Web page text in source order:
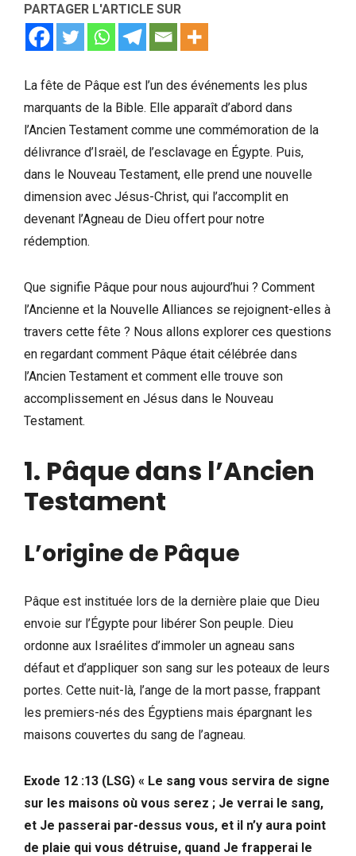
PARTAGER L'ARTICLE SUR
La fête de Pâque est l’un des événements les plus
marquants de la Bible. Elle apparaît d’abord dans
l’Ancien Testament comme une commémoration de la
délivrance d’Israël, de l’esclavage en Égypte. Puis,
dans le Nouveau Testament, elle prend une nouvelle
dimension avec Jésus-Christ, qui l’accomplit en
devenant l’Agneau de Dieu offert pour notre
rédemption.
Que signifie Pâque pour nous aujourd’hui ? Comment
l’Ancienne et la Nouvelle Alliances se rejoignent-elles à
travers cette fête ? Nous allons explorer ces questions
en regardant comment Pâque était célébrée dans
l’Ancien Testament et comment elle trouve son
accomplissement en Jésus dans le Nouveau
Testament.
1. Pâque dans l’Ancien
Testament
L’origine de Pâque
Pâque est instituée lors de la dernière plaie que Dieu
envoie sur l’Égypte pour libérer Son peuple. Dieu
ordonne aux Israélites d’immoler un agneau sans
défaut et d’appliquer son sang sur les poteaux de leurs
portes. Cette nuit-là, l’ange de la mort passe, frappant
les premiers-nés des Égyptiens mais épargnant les
maisons couvertes du sang de l’agneau.
Exode 12 :13 (LSG) « Le sang vous servira de signe
sur les maisons où vous serez ; Je verrai le sang,
et Je passerai par-dessus vous, et il n’y aura point
de plaie qui vous détruise, quand Je frapperai le